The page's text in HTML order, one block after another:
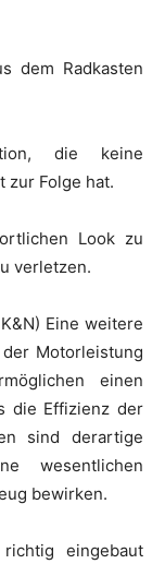
dem Radkasten
die keine
zur Folge hat.
Look zu
verletzen.
Eine weitere
Motorleistung
einen
die Effizienz der
sind derartige
wesentlichen
bewirken.
eingebaut